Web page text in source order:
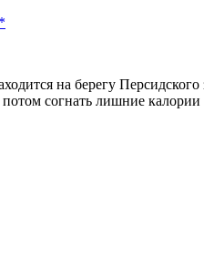
на берегу
согнать лишние